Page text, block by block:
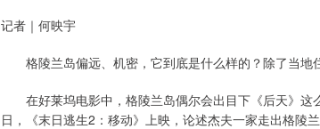
记者｜何映宇
格陵兰岛偏远、机密，它到底是什么样的？除了当地
在好莱坞电影中，格陵兰岛偶尔会出目下《后天》这
日，《末日逃生2：移动》上映，论述杰夫一家走出格陵